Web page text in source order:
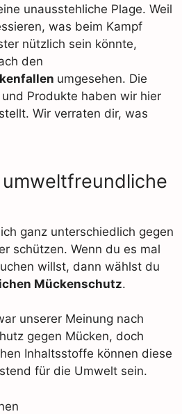
unausstehliche Plage. Weil
was beim Kampf
nützlich sein könnte,
den
umgesehen. Die
Produkte haben wir hier
Wir verraten dir, was
ganz unterschiedlich gegen
schützen. Wenn du es mal
willst, dann wählst du
Mückenschutz.
unserer Meinung nach
gegen Mücken, doch
Inhaltsstoffe können diese
für die Umwelt sein.